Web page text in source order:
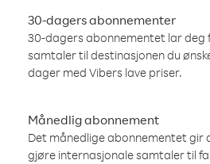
30-dagers abonnementer
30-dagers abonnementet lar
samtaler til destinasjonen du
dager med Vibers lave priser.
Månedlig abonnement
Det månedlige abonnementet gir
gjøre internasjonale samtaler til